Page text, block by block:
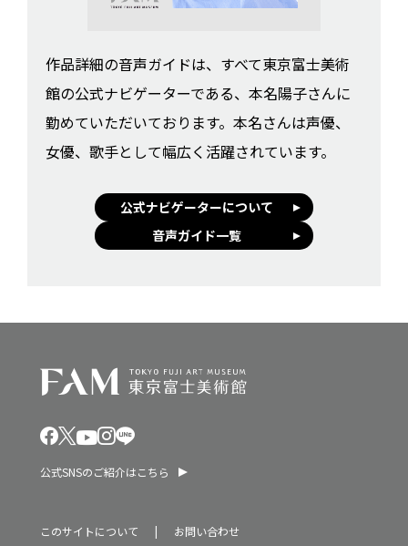
作品詳細の音声ガイドは、すべて東京富士美術
館の公式ナビゲーターである、本名陽子さんに
勤めていただいております。本名さんは声優、
女優、歌手として幅広く活躍されています。
公式ナビゲーターについて
音声ガイド一覧
公式SNSのご紹介はこちら
このサイトについて お問い合わせ